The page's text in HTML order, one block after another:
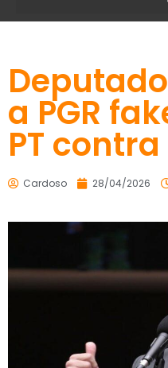
a PGR
PT
Cardoso 28/04/2026